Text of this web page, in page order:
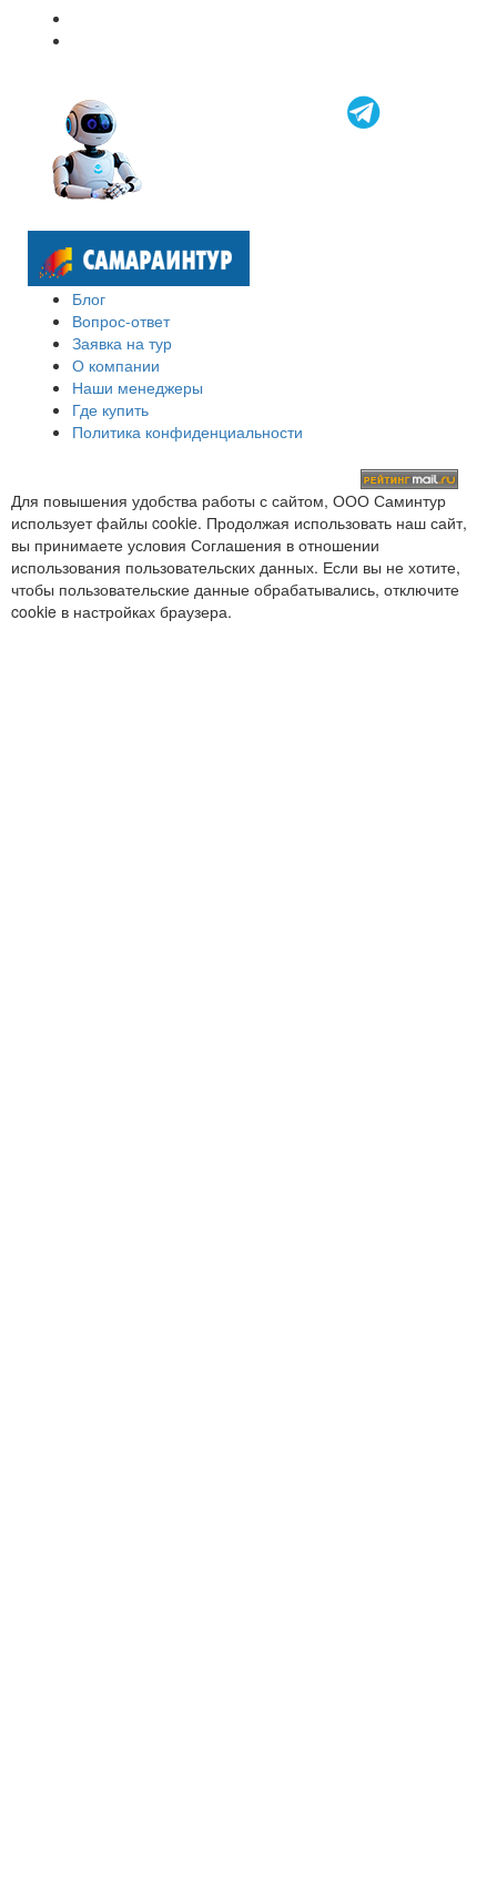
Блог
Вопрос-ответ
Заявка на тур
О компании
Наши менеджеры
Где купить
Политика конфиденциальности
Для повышения удобства работы с сайтом, ООО Саминтур
использует файлы cookie. Продолжая использовать наш сайт,
вы принимаете условия Соглашения в отношении
использования пользовательских данных. Если вы не хотите,
чтобы пользовательские данные обрабатывались, отключите
cookie в настройках браузера.